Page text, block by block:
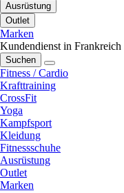
Ausrüstung
Outlet
Marken
Kundendienst in Frankreich
Suchen
Fitness / Cardio
Krafttraining
CrossFit
Yoga
Kampfsport
Kleidung
Fitnessschuhe
Ausrüstung
Outlet
Marken